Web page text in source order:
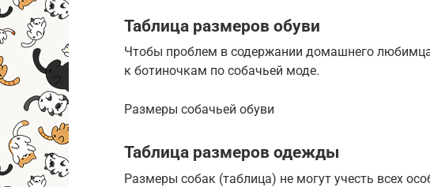
Таблица размеров обуви
Чтобы проблем в содержании домашнего
к ботиночкам по собачьей моде.
Размеры собачьей обуви
Таблица размеров одежды
Размеры собак (таблица) не могут учесть всех